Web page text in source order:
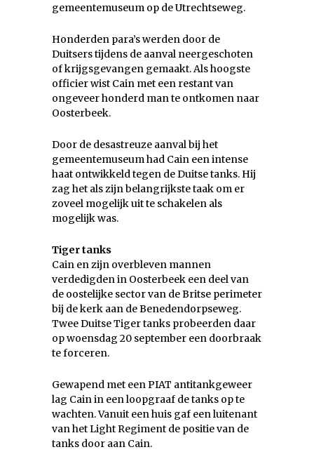
gemeentemuseum op de Utrechtseweg.
Honderden para’s werden door de
Duitsers tijdens de aanval neergeschoten
of krijgsgevangen gemaakt. Als hoogste
officier wist Cain met een restant van
ongeveer honderd man te ontkomen naar
Oosterbeek.
Door de desastreuze aanval bij het
gemeentemuseum had Cain een intense
haat ontwikkeld tegen de Duitse tanks. Hij
zag het als zijn belangrijkste taak om er
zoveel mogelijk uit te schakelen als
mogelijk was.
Tiger tanks
Cain en zijn overbleven mannen
verdedigden in Oosterbeek een deel van
de oostelijke sector van de Britse perimeter
bij de kerk aan de Benedendorpseweg.
Twee Duitse Tiger tanks probeerden daar
op woensdag 20 september een doorbraak
te forceren.
Gewapend met een PIAT antitankgeweer
lag Cain in een loopgraaf de tanks op te
wachten. Vanuit een huis gaf een luitenant
van het Light Regiment de positie van de
tanks door aan Cain.